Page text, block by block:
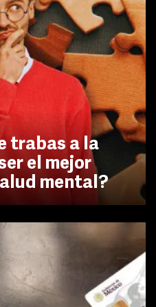
trabas a la
el mejor
mental?